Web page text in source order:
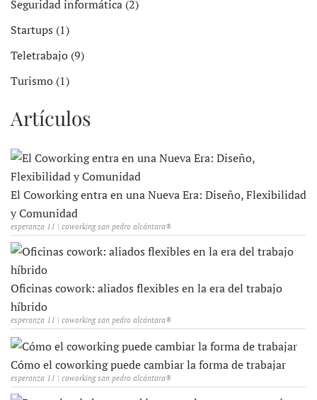
Seguridad informática (2)
Startups (1)
Teletrabajo (9)
Turismo (1)
Artículos
El Coworking entra en una Nueva Era: Diseño, Flexibilidad
y Comunidad
esperanza 11 | coworking san pedro alcántara®
Oficinas cowork: aliados flexibles en la era del trabajo
híbrido
esperanza 11 | coworking san pedro alcántara®
Cómo el coworking puede cambiar la forma de trabajar
esperanza 11 | coworking san pedro alcántara®